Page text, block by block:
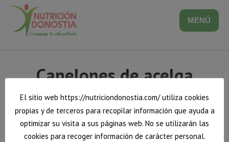
MENÚ
Canelones de acelga
rellenos de quinoa
Estás aquí:Inicio Canelones de acelga rellenos de quinoa
El sitio web https://nutriciondonostia.com/ utiliza cookies
propias y de terceros para recopilar información que ayuda a
optimizar su visita a sus páginas web. No se utilizarán las
cookies para recoger información de carácter personal.